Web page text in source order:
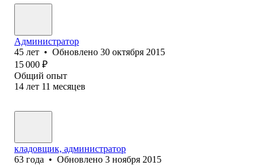
Администратор
45 лет • Обновлено 30 октября 2015
15 000 ₽
Общий опыт
14 лет 11 месяцев
кладовщик, администратор
63 года • Обновлено 3 ноября 2015